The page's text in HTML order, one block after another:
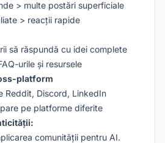
> multe postări superficiale
> reacții rapide
să răspundă cu idei complete
urile și resursele
platform
Reddit, Discord, LinkedIn
pe platforme diferite
comunității pentru AI.